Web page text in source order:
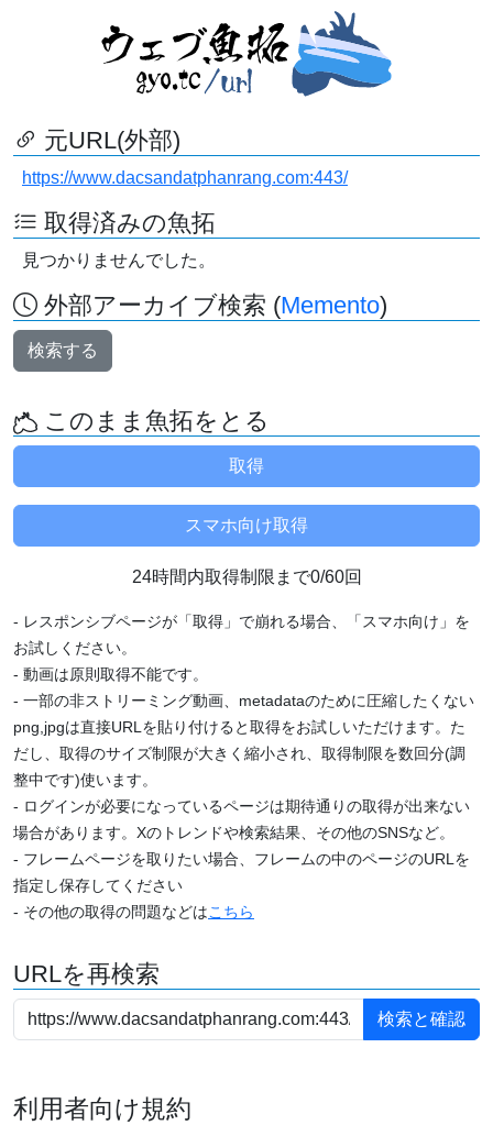
元URL(外部)
https://www.dacsandatphanrang.com:443/
取得済みの魚拓
見つかりませんでした。
外部アーカイブ検索 (Memento)
検索する
このまま魚拓をとる
24時間内取得制限まで0/60回
- レスポンシブページが「取得」で崩れる場合、「スマホ向け」を
お試しください。
- 動画は原則取得不能です。
- 一部の非ストリーミング動画、metadataのために圧縮したくない
png,jpgは直接URLを貼り付けると取得をお試しいただけます。た
だし、取得のサイズ制限が大きく縮小され、取得制限を数回分(調
整中です)使います。
- ログインが必要になっているページは期待通りの取得が出来ない
場合があります。Xのトレンドや検索結果、その他のSNSなど。
- フレームページを取りたい場合、フレームの中のページのURLを
指定し保存してください
- その他の取得の問題などはこちら
URLを再検索
利用者向け規約